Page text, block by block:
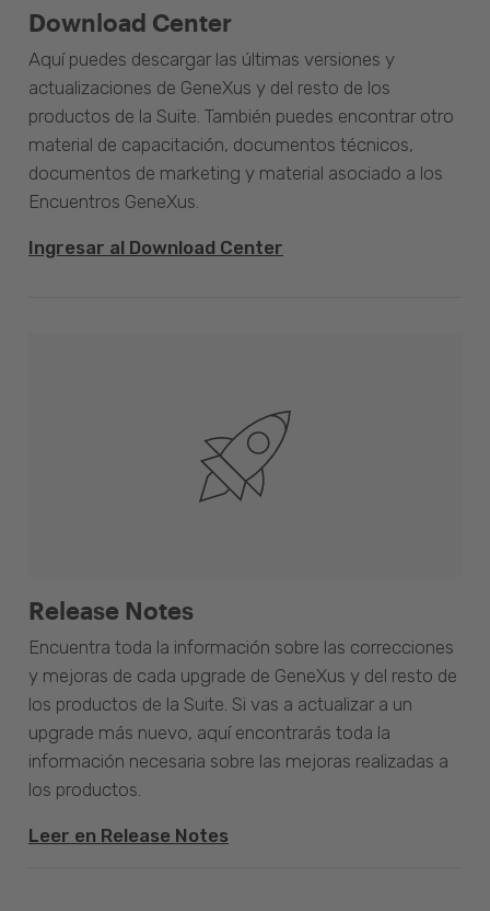
Download Center
Aquí puedes descargar las últimas versiones y
actualizaciones de GeneXus y del resto de los
productos de la Suite. También puedes encontrar otro
material de capacitación, documentos técnicos,
documentos de marketing y material asociado a los
Encuentros GeneXus.
Ingresar al Download Center
Release Notes
Encuentra toda la información sobre las correcciones
y mejoras de cada upgrade de GeneXus y del resto de
los productos de la Suite. Si vas a actualizar a un
upgrade más nuevo, aquí encontrarás toda la
información necesaria sobre las mejoras realizadas a
los productos.
Leer en Release Notes